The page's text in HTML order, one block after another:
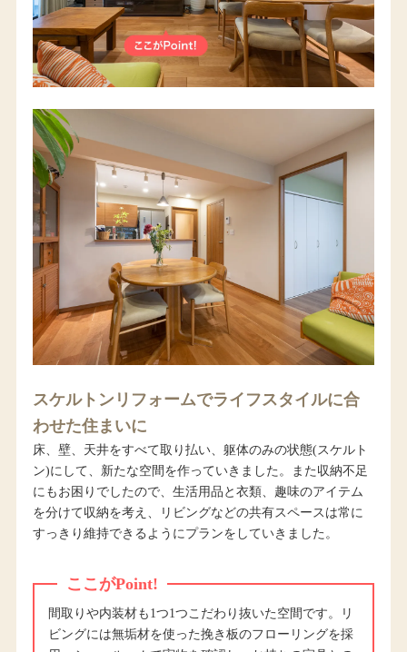
スケルトンリフォームでライフスタイルに合
わせた住まいに
床、壁、天井をすべて取り払い、躯体のみの状態(スケルト
ン)にして、新たな空間を作っていきました。また収納不足
にもお困りでしたので、生活用品と衣類、趣味のアイテム
を分けて収納を考え、リビングなどの共有スペースは常に
すっきり維持できるようにプランをしていきました。
ここがPoint!
間取りや内装材も1つ1つこだわり抜いた空間です。リ
ビングには無垢材を使った挽き板のフローリングを採